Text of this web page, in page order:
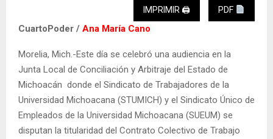
IMPRIMIR 🖨 PDF
CuartoPoder / Ana María Cano
Morelia, Mich.-Este día se celebró una audiencia en la
Junta Local de Conciliación y Arbitraje del Estado de
Michoacán donde el Sindicato de Trabajadores de la
Universidad Michoacana (STUMICH) y el Sindicato Único de
Empleados de la Universidad Michoacana (SUEUM) se
disputan la titularidad del Contrato Colectivo de Trabajo